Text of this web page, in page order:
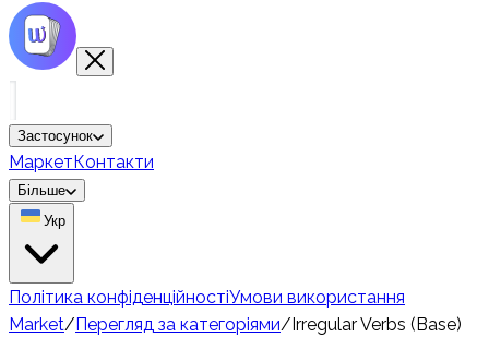
Застосунок
МаркетКонтакти
Більше
Укр
Політика конфіденційностіУмови використання
Market/Перегляд за категоріями/Irregular Verbs (Base)